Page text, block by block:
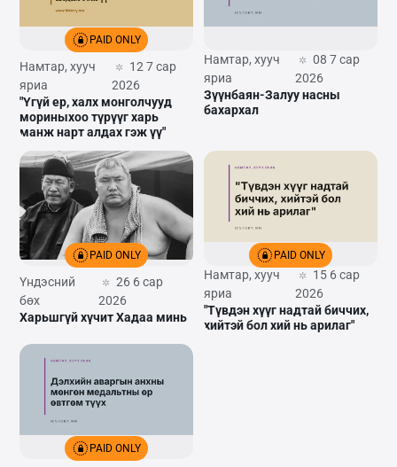
PAID ONLY
Намтар, хууч
яриа
12 7 сар
2026
"Үгүй ер, халх монголчууд
мориныхоо түрүүг харь
манж нарт алдах гэж үү"
Намтар, хууч
яриа
08 7 сар
2026
Зүүнбаян-Залуу насны
бахархал
PAID ONLY
Үндэсний
бөх
26 6 сар
2026
Харьшгүй хүчит Хадаа минь
PAID ONLY
Намтар, хууч
яриа
15 6 сар
2026
"Түвдэн хүүг надтай биччих,
хийтэй бол хий нь арилаг"
PAID ONLY